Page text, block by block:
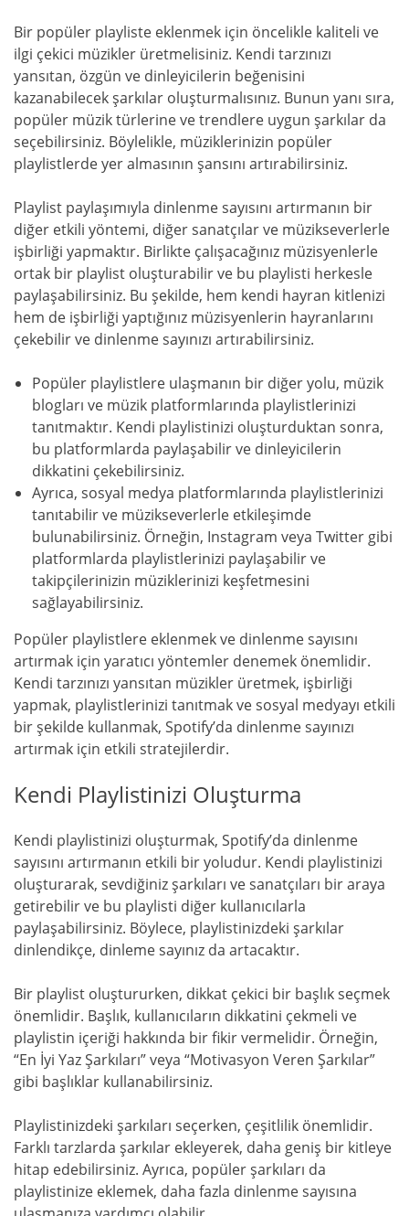
Bir popüler playliste eklenmek için öncelikle kaliteli ve
ilgi çekici müzikler üretmelisiniz. Kendi tarzınızı
yansıtan, özgün ve dinleyicilerin beğenisini
kazanabilecek şarkılar oluşturmalısınız. Bunun yanı sıra,
popüler müzik türlerine ve trendlere uygun şarkılar da
seçebilirsiniz. Böylelikle, müziklerinizin popüler
playlistlerde yer almasının şansını artırabilirsiniz.
Playlist paylaşımıyla dinlenme sayısını artırmanın bir
diğer etkili yöntemi, diğer sanatçılar ve müzikseverlerle
işbirliği yapmaktır. Birlikte çalışacağınız müzisyenlerle
ortak bir playlist oluşturabilir ve bu playlisti herkesle
paylaşabilirsiniz. Bu şekilde, hem kendi hayran kitlenizi
hem de işbirliği yaptığınız müzisyenlerin hayranlarını
çekebilir ve dinlenme sayınızı artırabilirsiniz.
Popüler playlistlere ulaşmanın bir diğer yolu, müzik
blogları ve müzik platformlarında playlistlerinizi
tanıtmaktır. Kendi playlistinizi oluşturduktan sonra,
bu platformlarda paylaşabilir ve dinleyicilerin
dikkatini çekebilirsiniz.
Ayrıca, sosyal medya platformlarında playlistlerinizi
tanıtabilir ve müzikseverlerle etkileşimde
bulunabilirsiniz. Örneğin, Instagram veya Twitter gibi
platformlarda playlistlerinizi paylaşabilir ve
takipçilerinizin müziklerinizi keşfetmesini
sağlayabilirsiniz.
Popüler playlistlere eklenmek ve dinlenme sayısını
artırmak için yaratıcı yöntemler denemek önemlidir.
Kendi tarzınızı yansıtan müzikler üretmek, işbirliği
yapmak, playlistlerinizi tanıtmak ve sosyal medyayı etkili
bir şekilde kullanmak, Spotify’da dinlenme sayınızı
artırmak için etkili stratejilerdir.
Kendi Playlistinizi Oluşturma
Kendi playlistinizi oluşturmak, Spotify’da dinlenme
sayısını artırmanın etkili bir yoludur. Kendi playlistinizi
oluşturarak, sevdiğiniz şarkıları ve sanatçıları bir araya
getirebilir ve bu playlisti diğer kullanıcılarla
paylaşabilirsiniz. Böylece, playlistinizdeki şarkılar
dinlendikçe, dinleme sayınız da artacaktır.
Bir playlist oluştururken, dikkat çekici bir başlık seçmek
önemlidir. Başlık, kullanıcıların dikkatini çekmeli ve
playlistin içeriği hakkında bir fikir vermelidir. Örneğin,
“En İyi Yaz Şarkıları” veya “Motivasyon Veren Şarkılar”
gibi başlıklar kullanabilirsiniz.
Playlistinizdeki şarkıları seçerken, çeşitlilik önemlidir.
Farklı tarzlarda şarkılar ekleyerek, daha geniş bir kitleye
hitap edebilirsiniz. Ayrıca, popüler şarkıları da
playlistinize eklemek, daha fazla dinlenme sayısına